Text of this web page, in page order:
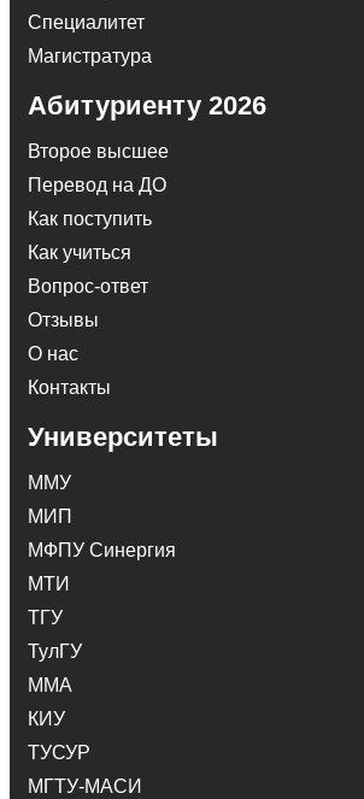
Специалитет
Магистратура
Абитуриенту 2026
Второе высшее
Перевод на ДО
Как поступить
Как учиться
Вопрос-ответ
Отзывы
О нас
Контакты
Университеты
ММУ
МИП
МФПУ Синергия
МТИ
ТГУ
ТулГУ
ММА
КИУ
ТУСУР
МГТУ-МАСИ